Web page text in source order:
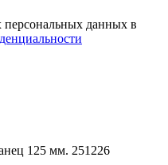
персональных данных в
125 мм. 251226